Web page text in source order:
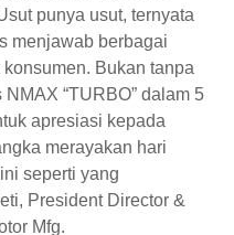
punya usut, ternyata
menjawab berbagai
Bukan tanpa
“TURBO” dalam 5
apresiasi kepada
merayakan hari
seperti yang
President Director &
Mfg.